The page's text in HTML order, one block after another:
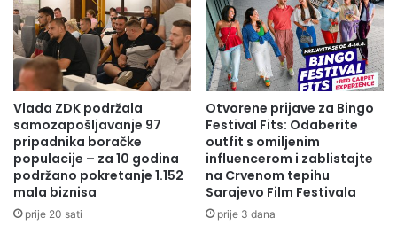
Vlada ZDK podržala
samozapošljavanje 97
pripadnika boračke
populacije – za 10 godina
podržano pokretanje 1.152
mala biznisa
prije 20 sati
Otvorene prijave za Bingo
Festival Fits: Odaberite
outfit s omiljenim
influencerom i zablistajte
na Crvenom tepihu
Sarajevo Film Festivala
prije 3 dana